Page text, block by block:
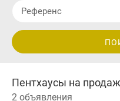
Пентхаусы на
2 объявления